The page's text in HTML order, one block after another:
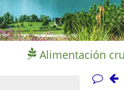
Alimentación